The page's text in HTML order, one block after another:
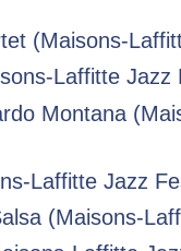
(Maisons-
Laffitte Jazz
Montana
Laffitte Jazz
(Maisons-